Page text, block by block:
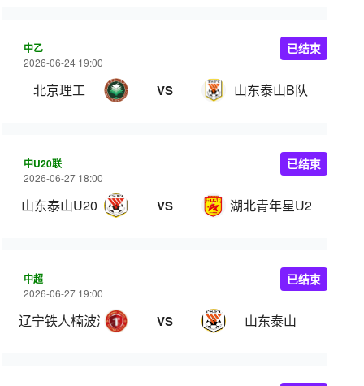
中乙
2026-06-24 19:00
北京理工 VS 山东泰山B队
已结束
中U20联
2026-06-27 18:00
山东泰山U20 VS 湖北青年星U20
已结束
中超
2026-06-27 19:00
辽宁铁人楠波湾 VS 山东泰山
已结束